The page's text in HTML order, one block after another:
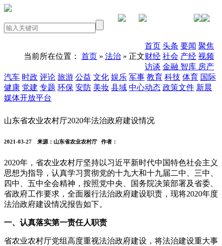
当前所在位置： 首页 » 法治 » 正文
首页 头条 要闻 聚焦
财经 社会 产经 视频
访谈 金融 智库 房产
汽车 时政 评论 旅游 公益 文化 娱乐 军事 教育 科技 体育 国际
健康 党建 专题 环保 安防 美妆 县域 中心动态 政策文件 新晨
媒体开放平台
山东省农业农村厅2020年法治政府建设情况
2021-03-27 来源：山东省农业农村厅 作者：
2020年，省农业农村厅坚持以习近平新时代中国特色社会主义
思想为指导，认真学习贯彻党的十九大和十九届二中、三中、
四中、五中全会精神，按照党中央、国务院决策部署及省委、
省政府工作要求，全面履行法治政府建设职责，现将2020年度
法治政府建设情况报告如下。
一、认真落实第一责任人职责
省农业农村厅党组高度重视法治政府建设，将法治建设重大事